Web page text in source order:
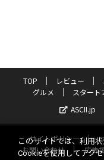
TOP レビュー
グルメ
スタート
ASCII.jp
サイトポリシー
お問い合わせ
広告
このサイトでは、利用
Cookieを使用してアク